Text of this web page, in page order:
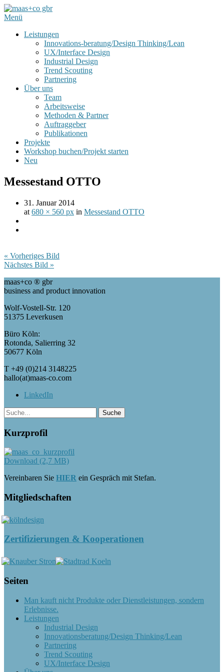
Menü
Leistungen
Innovations-beratung/Design Thinking/Lean
UX/Interface Design
Industrial Design
Trend Scouting
Partnering
Über uns
Team
Arbeitsweise
Methoden & Partner
Auftraggeber
Publikationen
Projekte
Workshop buchen/Projekt starten
Neu
Messestand OTTO
31. Januar 2014
at 680 × 560 px in Messestand OTTO
« Vorheriges Bild
Nächstes Bild »
maas+co ® gbr
business and product innovation
Wolf-Vostell-Str. 120
51375 Leverkusen
Büro Köln:
Rotonda, Salierring 32
50677 Köln
T +49 (0)214 3148225
hallo(at)maas-co.com
LinkedIn
Kurzprofil
Download (2,7 MB)
Vereinbaren Sie HIER ein Gespräch mit Stefan.
Mitgliedschaften
Zertifizierungen & Kooperationen
Seiten
Man kauft nicht Produkte oder Dienstleistungen, sondern
Erlebnisse.
Leistungen
Industrial Design
Innovationsberatung/Design Thinking/Lean
Partnering
Trend Scouting
UX/Interface Design